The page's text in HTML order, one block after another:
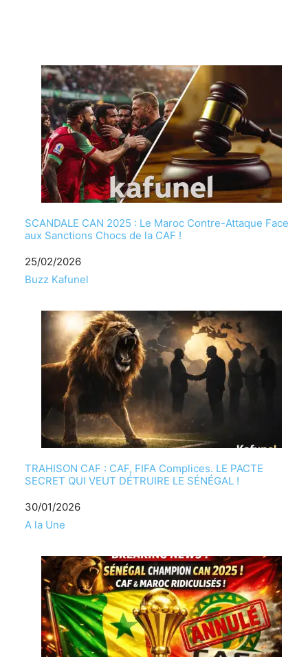
SCANDALE CAN 2025 : Le Maroc Contre-Attaque Face
aux Sanctions Chocs de la CAF !
Date
25/02/2026
Par rapport à
Buzz Kafunel
TRAHISON CAF : CAF, FIFA Complices. LE PACTE
SECRET QUI VEUT DÉTRUIRE LE SÉNÉGAL !
Date
30/01/2026
Par rapport à
A la Une